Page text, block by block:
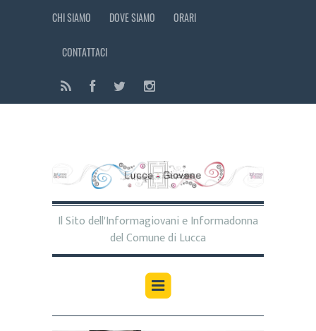
CHI SIAMO DOVE SIAMO ORARI
CONTATTACI
Il Sito dell'Informagiovani e Informadonna
del Comune di Lucca